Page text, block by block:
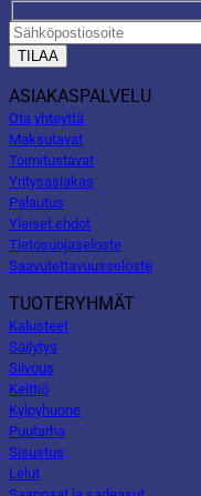
ASIAKASPALVELU
Ota yhteyttä
Maksutavat
Toimitustavat
Yritysasiakas
Palautus
Yleiset ehdot
Tietosuojaseloste
Saavutettavuusseloste
TUOTERYHMÄT
Kalusteet
Säilytys
Siivous
Keittiö
Kylpyhuone
Puutarha
Sisustus
Lelut